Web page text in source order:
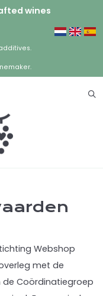
wines
Webshop
met de
Coördinatiegroep